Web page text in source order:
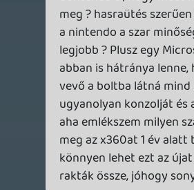
2008.01.21 19:03:56 #0n2o8
Meghalgattam életem első podcastjét,
nem volt unalmas:)
sepsta75 2008.01.21 17:49:21 #0n2o7
guitar hero 3?nekem is kéne bazz!!!
f*szé nem lehet kapni 360-ra...
fuck magyar forgalmazók.
Gulandro 2008.01.21 12:39:52 #0n2o6